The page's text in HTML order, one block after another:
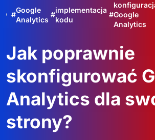
#
Google
Analytics
#
implementacja
kodu
#Google
Analytics
Jak poprawnie
skonfigurować
Analytics dla
strony?